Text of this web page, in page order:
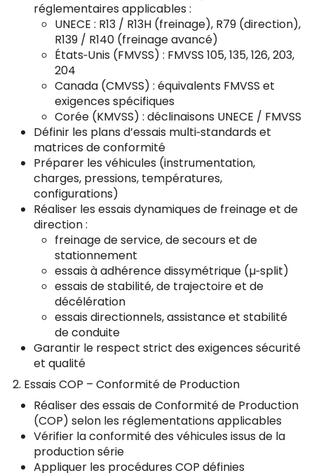
réglementaires applicables :
UNECE : R13 / R13H (freinage), R79 (direction),
R139 / R140 (freinage avancé)
États‑Unis (FMVSS) : FMVSS 105, 135, 126, 203,
204
Canada (CMVSS) : équivalents FMVSS et
exigences spécifiques
Corée (KMVSS) : déclinaisons UNECE / FMVSS
Définir les plans d’essais multi‑standards et
matrices de conformité
Préparer les véhicules (instrumentation,
charges, pressions, températures,
configurations)
Réaliser les essais dynamiques de freinage et de
direction :
freinage de service, de secours et de
stationnement
essais à adhérence dissymétrique (µ‑split)
essais de stabilité, de trajectoire et de
décélération
essais directionnels, assistance et stabilité
de conduite
Garantir le respect strict des exigences sécurité
et qualité
2. Essais COP – Conformité de Production
Réaliser des essais de Conformité de Production
(COP) selon les réglementations applicables
Vérifier la conformité des véhicules issus de la
production série
Appliquer les procédures COP définies